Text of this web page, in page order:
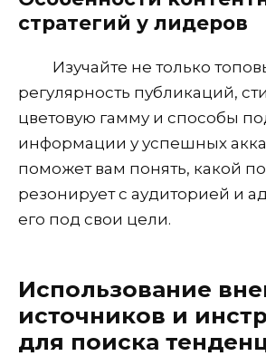
стратегий у лидеров
Изучайте не только
регулярность публикаций,
цветовую гамму и способы
информации у успешных
поможет вам понять, какой
резонирует с аудиторией и
его под свои цели.
Использование
источников и
для поиска